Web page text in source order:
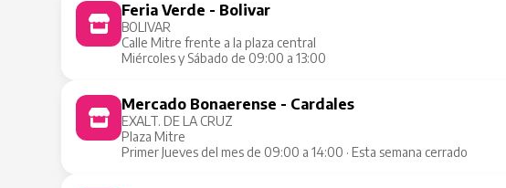
Feria Verde - Bolivar
BOLIVAR
Calle Mitre frente a la plaza central
Miércoles y Sábado de 09:00 a 13:00
Mercado Bonaerense - Cardales
EXALT. DE LA CRUZ
Plaza Mitre
Primer Jueves del mes de 09:00 a 14:00 · Esta semana cerrado